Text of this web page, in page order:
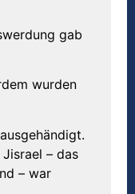
gab
wurden
– das
– war